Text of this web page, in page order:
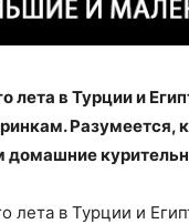
лета в Турции и
Разумеется,
домашние
лета в Турции и